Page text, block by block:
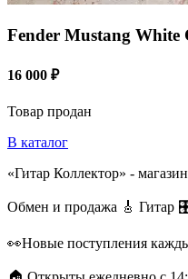
Fender Mustang White
16 000 ₽
Товар продан
В каталог
«Гитар Коллектор» -
Обмен и продажа 🎸 Гитар
👀Новые поступления